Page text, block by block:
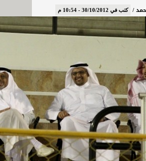
/ كتب في 30/10/2012 - 10:54 م